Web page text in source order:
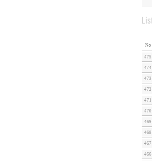
No
475
474
473
472
471
470
469
468
467
466